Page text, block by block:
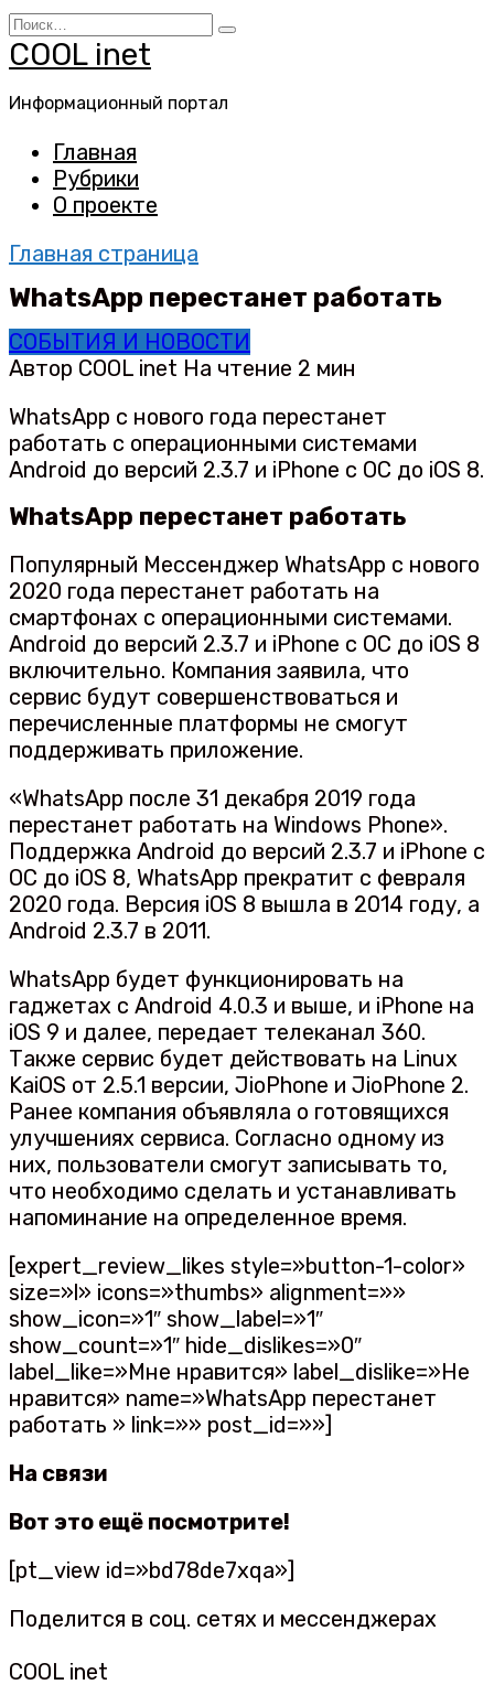
Перейти
к
содержанию
Search
for:
COOL inet
Информационный портал
Главная
Рубрики
О проекте
Главная страница
WhatsApp перестанет работать
СОБЫТИЯ И НОВОСТИ
Автор COOL inet На чтение 2 мин
WhatsApp с нового года перестанет
работать с операционными системами
Android до версий 2.3.7 и iPhone с ОС до iOS 8.
WhatsApp перестанет работать
Популярный Мессенджер WhatsApp с нового
2020 года перестанет работать на
смартфонах с операционными системами.
Android до версий 2.3.7 и iPhone с ОС до iOS 8
включительно. Компания заявила, что
сервис будут совершенствоваться и
перечисленные платформы не смогут
поддерживать приложение.
«WhatsApp после 31 декабря 2019 года
перестанет работать на Windows Phone».
Поддержка Android до версий 2.3.7 и iPhone с
ОС до iOS 8, WhatsApp прекратит с февраля
2020 года. Версия iOS 8 вышла в 2014 году, а
Android 2.3.7 в 2011.
WhatsApp будет функционировать на
гаджетах с Android 4.0.3 и выше, и iPhone на
iOS 9 и далее, передает телеканал 360.
Также сервис будет действовать на Linux
KaiOS от 2.5.1 версии, JioPhone и JioPhone 2.
Ранее компания объявляла о готовящихся
улучшениях сервиса. Согласно одному из
них, пользователи смогут записывать то,
что необходимо сделать и устанавливать
напоминание на определенное время.
[expert_review_likes style=»button-1-color»
size=»l» icons=»thumbs» alignment=»»
show_icon=»1″ show_label=»1″
show_count=»1″ hide_dislikes=»0″
label_like=»Мне нравится» label_dislike=»Не
нравится» name=»WhatsApp перестанет
работать » link=»» post_id=»»]
На связи
Вот это ещё посмотрите!
[pt_view id=»bd78de7xqa»]
Поделится в соц. сетях и мессенджерах
COOL inet